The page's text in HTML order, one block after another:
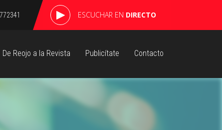
ESCUCHAR EN DIRECTO
De Reojo a la Revista Publicítate Contacto